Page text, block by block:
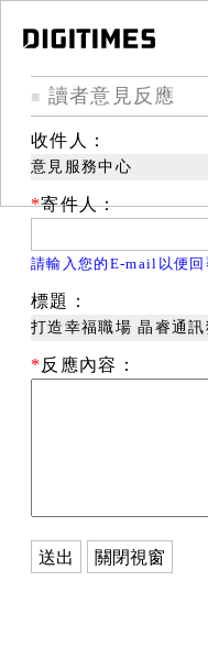
■ 讀者意見反應
收件人：
意見服務中心
*寄件人：
請輸入您的E-mail以便回
標題：
打造幸福職場 晶睿通
* 反應內容：